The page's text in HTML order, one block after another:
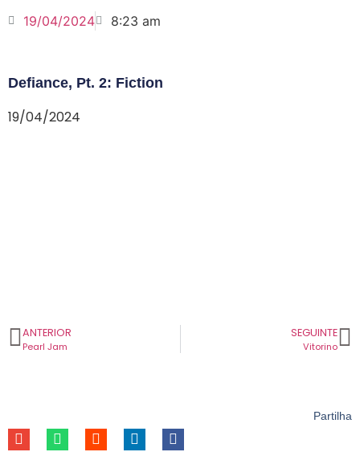
19/04/2024 8:23 am
Defiance, Pt. 2: Fiction
19/04/2024
ANTERIOR
Pearl Jam
SEGUINTE
Vitorino
Partilha